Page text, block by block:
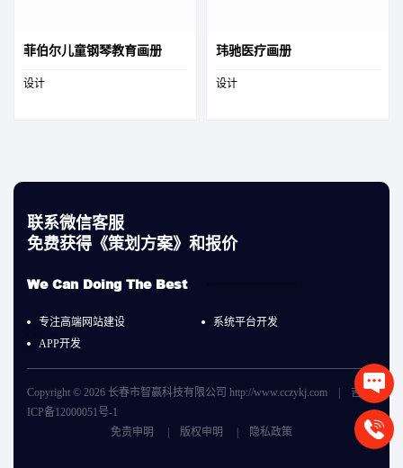
菲伯尔儿童钢琴教育画册
设计
玮驰医疗画册
设计
联系微信客服
免费获得《策划方案》和报价
We Can Doing The Best
专注高端网站建设
系统平台开发
APP开发
Copyright © 2026 长春市智赢科技有限公司 http://www.cczykj.com | 吉
ICP备12000051号-1
免责申明
| 版权申明 | 隐私政策